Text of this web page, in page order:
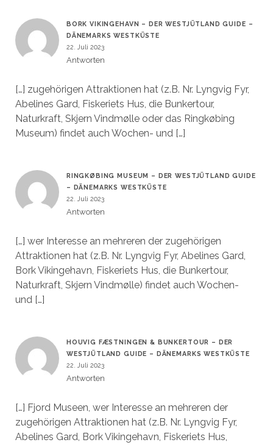
BORK VIKINGEHAVN – DER WESTJÜTLAND GUIDE –
DÄNEMARKS WESTKÜSTE
22. Juli 2023
Antworten
[…] zugehörigen Attraktionen hat (z.B. Nr. Lyngvig Fyr,
Abelines Gard, Fiskeriets Hus, die Bunkertour,
Naturkraft, Skjern Vindmølle oder das Ringkøbing
Museum) findet auch Wochen- und […]
RINGKØBING MUSEUM – DER WESTJÜTLAND GUIDE
– DÄNEMARKS WESTKÜSTE
22. Juli 2023
Antworten
[…] wer Interesse an mehreren der zugehörigen
Attraktionen hat (z.B. Nr. Lyngvig Fyr, Abelines Gard,
Bork Vikingehavn, Fiskeriets Hus, die Bunkertour,
Naturkraft, Skjern Vindmølle) findet auch Wochen-
und […]
HOUVIG FÆSTNINGEN & BUNKERTOUR – DER
WESTJÜTLAND GUIDE – DÄNEMARKS WESTKÜSTE
22. Juli 2023
Antworten
[…] Fjord Museen, wer Interesse an mehreren der
zugehörigen Attraktionen hat (z.B. Nr. Lyngvig Fyr,
Abelines Gard, Bork Vikingehavn, Fiskeriets Hus,